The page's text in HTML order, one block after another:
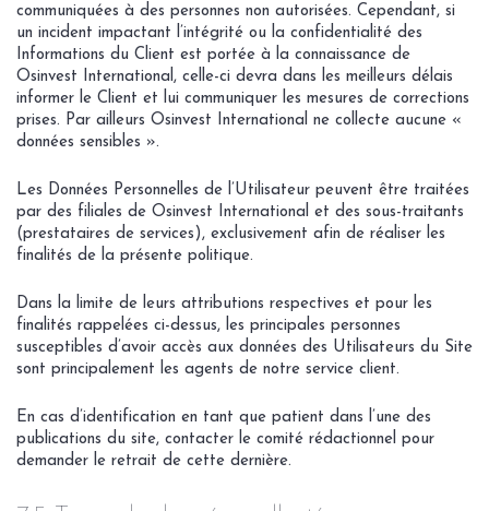
communiquées à des personnes non autorisées. Cependant, si
un incident impactant l’intégrité ou la confidentialité des
Informations du Client est portée à la connaissance de
Osinvest International, celle-ci devra dans les meilleurs délais
informer le Client et lui communiquer les mesures de corrections
prises. Par ailleurs Osinvest International ne collecte aucune «
données sensibles ».
Les Données Personnelles de l’Utilisateur peuvent être traitées
par des filiales de Osinvest International et des sous-traitants
(prestataires de services), exclusivement afin de réaliser les
finalités de la présente politique.
Dans la limite de leurs attributions respectives et pour les
finalités rappelées ci-dessus, les principales personnes
susceptibles d’avoir accès aux données des Utilisateurs du Site
sont principalement les agents de notre service client.
En cas d’identification en tant que patient dans l’une des
publications du site, contacter le comité rédactionnel pour
demander le retrait de cette dernière.